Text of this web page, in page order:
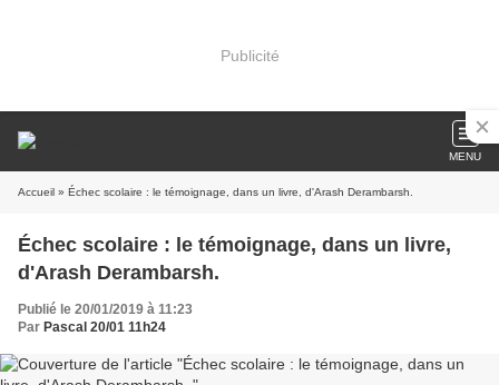
Publicité
MENU
Accueil » Échec scolaire : le témoignage, dans un livre, d'Arash Derambarsh.
Échec scolaire : le témoignage, dans un livre,
d'Arash Derambarsh.
Publié le 20/01/2019 à 11:23
Par Pascal 20/01 11h24